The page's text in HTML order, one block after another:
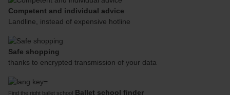
Competent and individual advice
Landline, instead of expensive hotline
Safe shopping
thanks to encrypted transmission of your data
Find the right ballet school Ballet school finder